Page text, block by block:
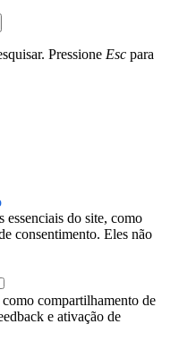
Pressione Esc para
essenciais do site, como
consentimento. Eles não
compartilhamento de
e ativação de